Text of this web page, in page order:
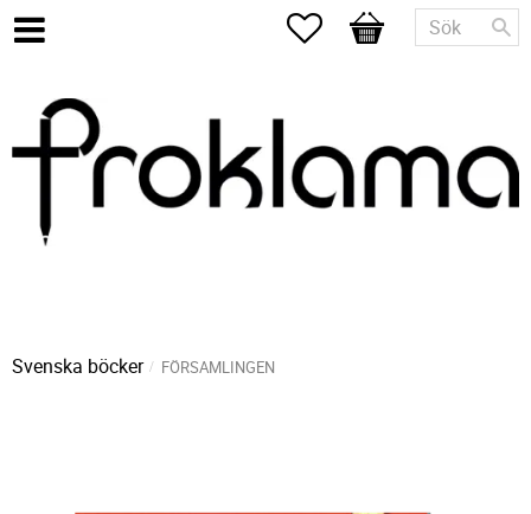
Favoriter
Kundvagn
Svenska böcker FÖRSAMLINGEN